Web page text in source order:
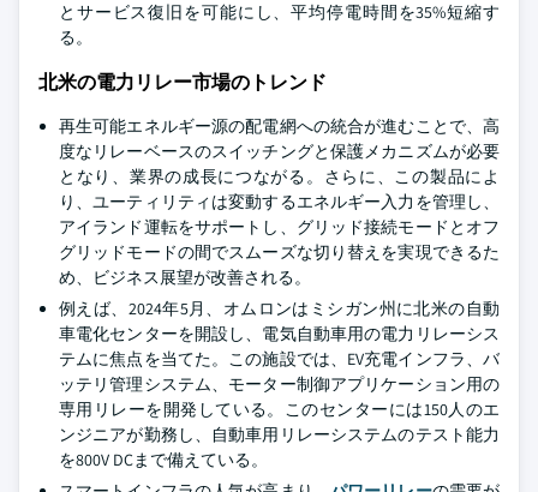
とサービス復旧を可能にし、平均停電時間を35%短縮す
る。
北米の電力リレー市場のトレンド
再生可能エネルギー源の配電網への統合が進むことで、高
度なリレーベースのスイッチングと保護メカニズムが必要
となり、業界の成長につながる。さらに、この製品によ
り、ユーティリティは変動するエネルギー入力を管理し、
アイランド運転をサポートし、グリッド接続モードとオフ
グリッドモードの間でスムーズな切り替えを実現できるた
め、ビジネス展望が改善される。
例えば、2024年5月、オムロンはミシガン州に北米の自動
車電化センターを開設し、電気自動車用の電力リレーシス
テムに焦点を当てた。この施設では、EV充電インフラ、バ
ッテリ管理システム、モーター制御アプリケーション用の
専用リレーを開発している。このセンターには150人のエ
ンジニアが勤務し、自動車用リレーシステムのテスト能力
を800V DCまで備えている。